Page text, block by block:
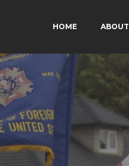
HOME ABOUT